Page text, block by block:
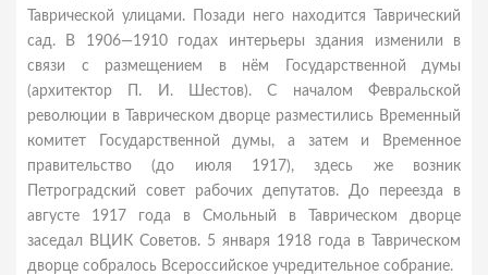
Таврической улицами. Позади него находится Таврический
сад. В 1906—1910 годах интерьеры здания изменили в
связи с размещением в нём Государственной думы
(архитектор П. И. Шестов). С началом Февральской
революции в Таврическом дворце разместились Временный
комитет Государственной думы, а затем и Временное
правительство (до июля 1917), здесь же возник
Петроградский совет рабочих депутатов. До переезда в
августе 1917 года в Смольный в Таврическом дворце
заседал ВЦИК Советов. 5 января 1918 года в Таврическом
дворце собралось Всероссийское учредительное собрание.